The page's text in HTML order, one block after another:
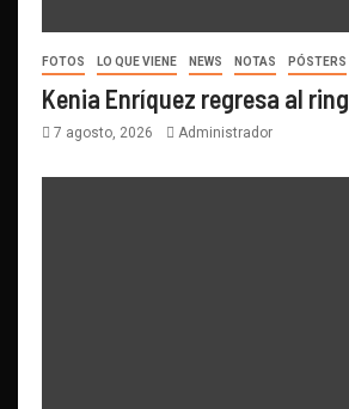
FOTOS LO QUE VIENE NEWS NOTAS PÓSTERS
Kenia Enríquez regresa al ring
7 agosto, 2026 Administrador